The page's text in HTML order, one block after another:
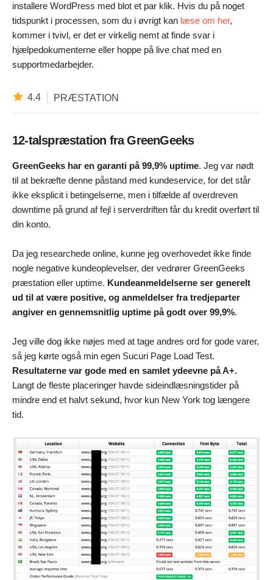
installere WordPress med blot et par klik. Hvis du på noget
tidspunkt i processen, som du i øvrigt kan læse om her,
kommer i tvivl, er det er virkelig nemt at finde svar i
hjælpedokumenterne eller hoppe på live chat med en
supportmedarbejder.
4.4 PRÆSTATION
12-talspræstation fra GreenGeeks
GreenGeeks har en garanti på 99,9% uptime. Jeg var nødt
til at bekræfte denne påstand med kundeservice, for det står
ikke eksplicit i betingelserne, men i tilfælde af overdreven
downtime på grund af fejl i serverdriften får du kredit overført til
din konto.
Da jeg researchede online, kunne jeg overhovedet ikke finde
nogle negative kundeoplevelser, der vedrører GreenGeeks
præstation eller uptime. Kundeanmeldelserne ser generelt
ud til at være positive, og anmeldelser fra tredjeparter
angiver en gennemsnitlig uptime på godt over 99,9%.
Jeg ville dog ikke nøjes med at tage andres ord for gode varer,
så jeg kørte også min egen Sucuri Page Load Test.
Resultaterne var gode med en samlet ydeevne på A+.
Langt de fleste placeringer havde sideindlæsningstider på
mindre end et halvt sekund, hvor kun New York tog længere
tid.